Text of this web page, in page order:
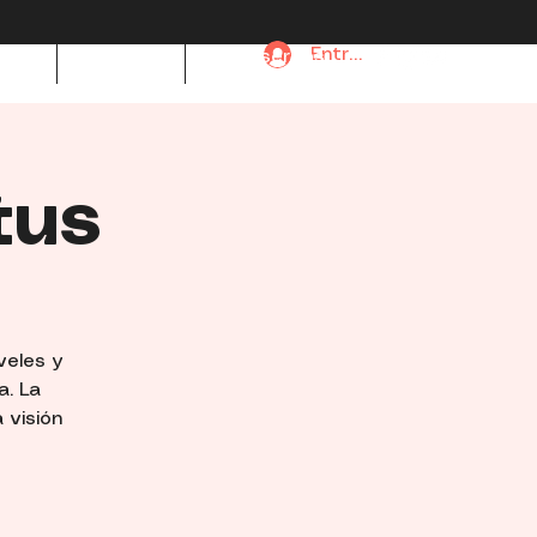
Entrar
Mis reservas
y
La
visión